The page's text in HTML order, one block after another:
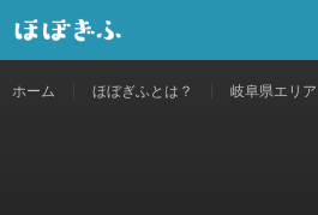
ホーム ほぼぎふとは？ 岐阜県エリア